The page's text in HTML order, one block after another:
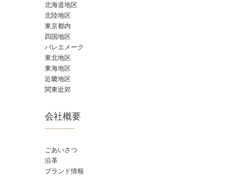
北海道地区
北陸地区
東京都内
四国地区
バレエメーク
東北地区
東海地区
近畿地区
関東近郊
会社概要
ごあいさつ
沿革
ブランド情報